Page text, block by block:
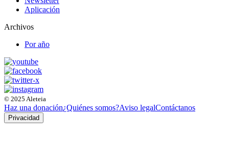
Aplicación
Archivos
Por año
© 2025 Aleteia
Haz una donación¿Quiénes somos?Aviso legalContáctanos
Privacidad